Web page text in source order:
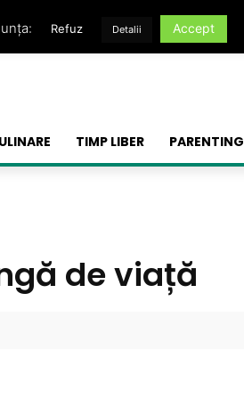
TIMP LIBER PARENTING
de viață
Refuz Detalii Accept